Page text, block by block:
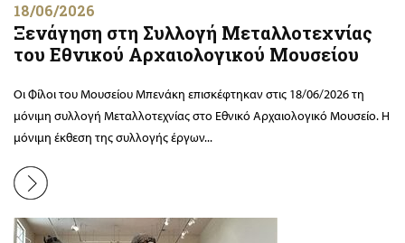
18/06/2026
Ξενάγηση στη Συλλογή Μεταλλοτεχνίας
του Εθνικού Αρχαιολογικού Μουσείου
Οι Φίλοι του Μουσείου Μπενάκη επισκέφτηκαν στις 18/06/2026 τη
μόνιμη συλλογή Μεταλλοτεχνίας στο Εθνικό Αρχαιολογικό Mουσείο. Η
μόνιμη έκθεση της συλλογής έργων...